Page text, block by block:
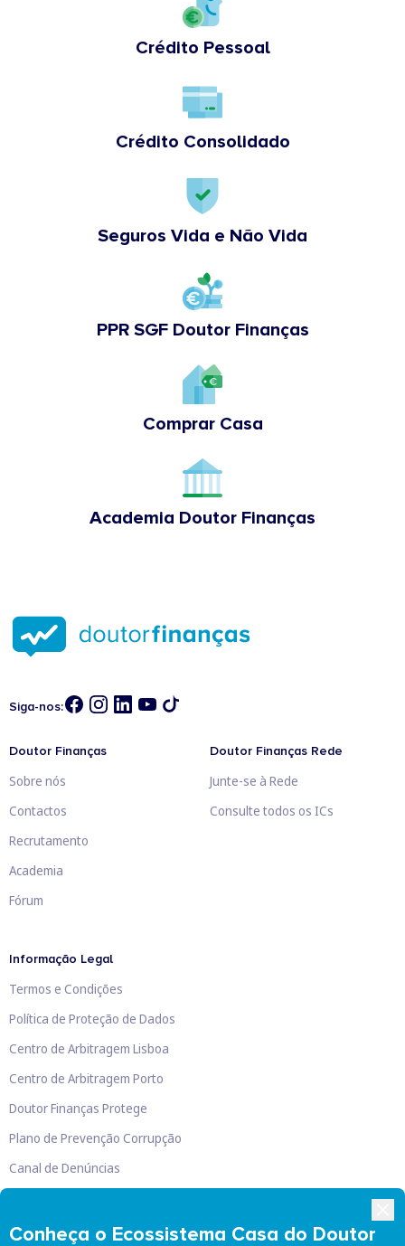
Crédito Pessoal
Crédito Consolidado
Seguros Vida e Não Vida
PPR SGF Doutor Finanças
Comprar Casa
Academia Doutor Finanças
Conheça o Ecossistema Casa do Doutor
Siga-nos:
Doutor Finanças
Sobre nós
Contactos
Recrutamento
Academia
Fórum
Doutor Finanças Rede
Junte-se à Rede
Consulte todos os ICs
Informação Legal
Termos e Condições
Política de Proteção de Dados
Centro de Arbitragem Lisboa
Centro de Arbitragem Porto
Doutor Finanças Protege
Plano de Prevenção Corrupção
Canal de Denúncias